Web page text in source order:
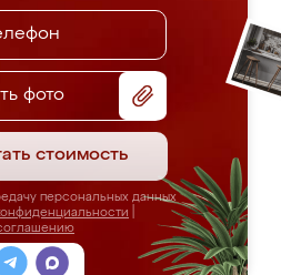
фото
стоимость
персональных данных